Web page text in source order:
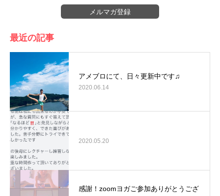
メルマガ登録
最近の記事
アメブロにて、日々更新中です♫
2020.06.14
2020.05.20
感謝！zoomヨガご参加ありがとうござ